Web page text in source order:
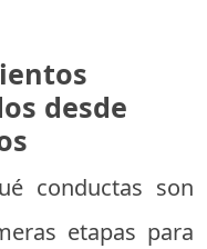
desde
conductas son
etapas para